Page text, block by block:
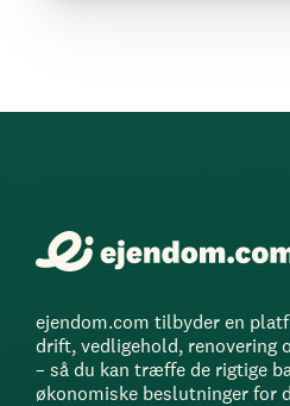
ejendom.com tilbyder en
drift, vedligehold, renovering
– så du kan træffe de rigtige
økonomiske beslutninger for